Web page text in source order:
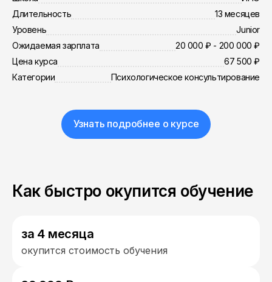
Длительность
13 месяцев
Уровень
Junior
Ожидаемая зарплата
20 000 ₽ - 200 000 ₽
Цена курса
67 500 ₽
Категории
Психологическое консультирование
Узнать подробнее о курсе
Как быстро окупится обучение
за 4 месяца
окупится стоимость обучения